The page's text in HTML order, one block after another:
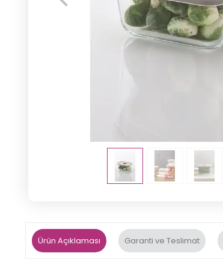
Ürün Açıklaması Garanti ve Teslimat